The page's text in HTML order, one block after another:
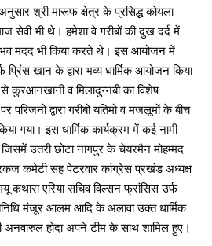
श्री मारूफ क्षेत्र के प्रसिद्ध कोयला
सेवी भी थे। हमेशा वे गरीबों की दुख दर्द में
मदद भी किया करते थे। इस आयोजन में
खान के द्वारा भव्य धार्मिक आयोजन किया
से कुरआनखानी व मिलादुन्नबी का विशेष
द्वारा गरीबों यतिमो व मजलूमों के बीच
गया। इस धार्मिक कार्यक्रम में कई नामी
जिसमें उतरी छोटा नागपुर के चेयरमैन मोहम्मद
कमेटी सह पेटरवार कांग्रेस प्रखंड अध्यक्ष
कथारा एरिया सचिव विल्सन फ्रांसिस उर्फ
मंजूर आलम आदि के अलावा उक्त धार्मिक
अनवारुल होदा अपने टीम के साथ शामिल हुए।